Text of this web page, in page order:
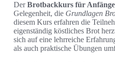
DerBrotbackkurs für
Gelegenheit, die Grundlagen
diesem Kurs erfahren die
eigenständig köstliches Brot
sich auf eine lehrreiche
als auch praktische Übungen